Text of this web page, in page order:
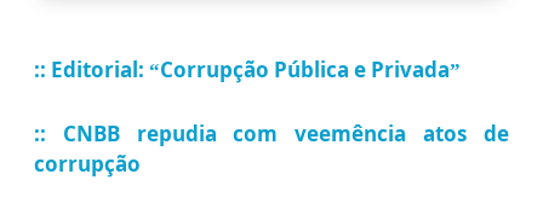
:: Editorial: “Corrupção Pública e Privada”
:: CNBB repudia com veemência atos de
corrupção